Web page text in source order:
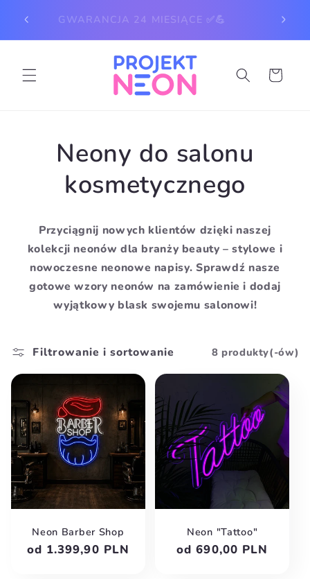
do
treści
GWARANCJA 24 MIESIĄCE ✅💪
Koszyk
Neony do salonu
kosmetycznego
Przyciągnij nowych klientów dzięki naszej
kolekcji neonów dla branży beauty – stylowe i
nowoczesne neonowe napisy. Sprawdź nasze
gotowe wzory neonów na zamówienie i dodaj
wyjątkowy blask swojemu salonowi!
Filtrowanie i sortowanie 8 produkty(-ów)
Neon Barber Shop
Cena
od 1.399,90 PLN
Neon "Tattoo"
Cena
od 690,00 PLN